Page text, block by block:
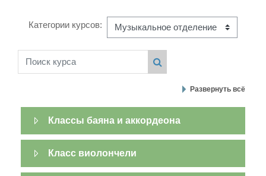
Категории курсов:
Поиск курса
Поиск курса
Развернуть всё
Классы баяна и аккордеона
Класс виолончели